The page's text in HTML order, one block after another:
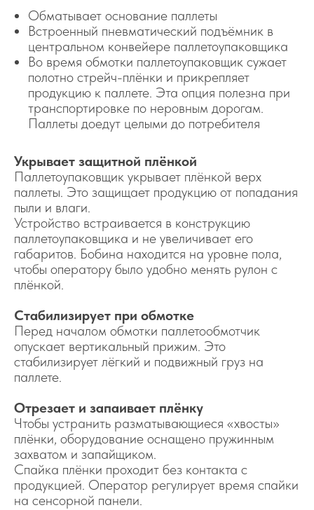
Обматывает основание паллеты
Встроенный пневматический подъёмник в
центральном конвейере паллетоупаковщика
Во время обмотки паллетоупаковщик сужает
полотно стрейч-плёнки и прикрепляет
продукцию к паллете. Эта опция полезна при
транспортировке по неровным дорогам.
Паллеты доедут целыми до потребителя
Укрывает защитной плёнкой
Паллетоупаковщик укрывает плёнкой верх
паллеты. Это защищает продукцию от попадания
пыли и влаги.
Устройство встраивается в конструкцию
паллетоупаковщика и не увеличивает его
габаритов. Бобина находится на уровне пола,
чтобы оператору было удобно менять рулон с
плёнкой.
Стабилизирует при обмотке
Перед началом обмотки паллетообмотчик
опускает вертикальный прижим. Это
стабилизирует лёгкий и подвижный груз на
паллете.
Отрезает и запаивает плёнку
Чтобы устранить разматывающиеся «хвосты»
плёнки, оборудование оснащено пружинным
захватом и запайщиком.
Спайка плёнки проходит без контакта с
продукцией. Оператор регулирует время спайки
на сенсорной панели.